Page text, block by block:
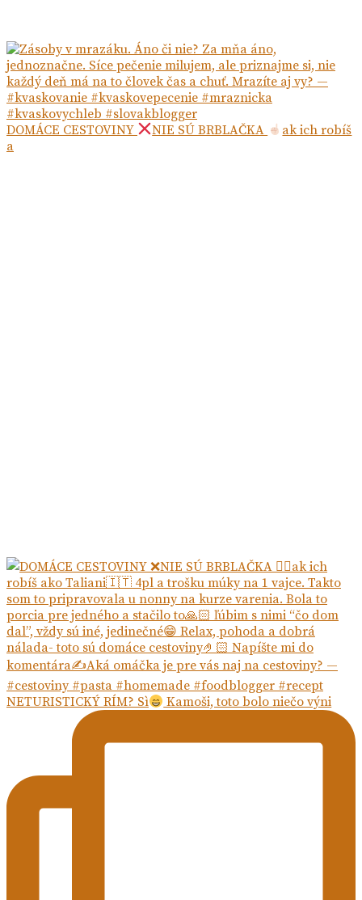
DOMÁCE CESTOVINY NIE SÚ BRBLAČKA
ak ich robíš
a
NETURISTICKÝ RÍM? Sì Kamoši, toto bolo niečo výni